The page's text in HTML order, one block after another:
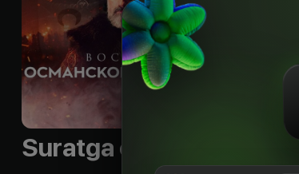
Suratga olish guruhi